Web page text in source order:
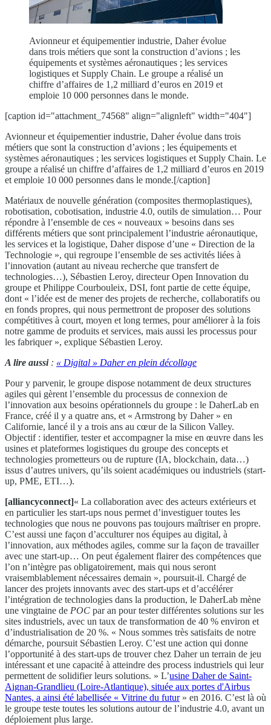
Avionneur et équipementier industrie, Daher évolue
dans trois métiers que sont la construction d’avions ; les
équipements et systèmes aéronautiques ; les services
logistiques et Supply Chain. Le groupe a réalisé un
chiffre d’affaires de 1,2 milliard d’euros en 2019 et
emploie 10 000 personnes dans le monde.
[caption id="attachment_74568" align="alignleft" width="404"]
Avionneur et équipementier industrie, Daher évolue dans trois
métiers que sont la construction d’avions ; les équipements et
systèmes aéronautiques ; les services logistiques et Supply Chain. Le
groupe a réalisé un chiffre d’affaires de 1,2 milliard d’euros en 2019
et emploie 10 000 personnes dans le monde.[/caption]
Matériaux de nouvelle génération (composites thermoplastiques),
robotisation, cobotisation, industrie 4.0, outils de simulation… Pour
répondre à l’ensemble de ces « nouveaux » besoins dans ses
différents métiers que sont principalement l’industrie aéronautique,
les services et la logistique, Daher dispose d’une « Direction de la
Technologie », qui regroupe l’ensemble de ses activités liées à
l’innovation (autant au niveau recherche que transfert de
technologies…), Sébastien Leroy, directeur Open Innovation du
groupe et Philippe Courbouleix, DSI, font partie de cette équipe,
dont « l’idée est de mener des projets de recherche, collaboratifs ou
en fonds propres, qui nous permettront de proposer des solutions
compétitives à court, moyen et long termes, pour améliorer à la fois
notre gamme de produits et services, mais aussi les processus pour
les fabriquer », explique Sébastien Leroy.
A lire aussi: « Digital » Daher en plein décollage
Pour y parvenir, le groupe dispose notamment de deux structures
agiles qui gèrent l’ensemble du processus de connexion de
l’innovation aux besoins opérationnels du groupe : le DaherLab en
France, créé il y a quatre ans, et « Armstrong by Daher » en
Californie, lancé il y a trois ans au cœur de la Silicon Valley.
Objectif : identifier, tester et accompagner la mise en œuvre dans les
usines et plateformes logistiques du groupe des concepts et
technologies prometteurs ou de rupture (IA, blockchain, data…)
issus d’autres univers, qu’ils soient académiques ou industriels (start-
up, PME, ETI…).
[alliancyconnect]« La collaboration avec des acteurs extérieurs et
en particulier les start-ups nous permet d’investiguer toutes les
technologies que nous ne pouvons pas toujours maîtriser en propre.
C’est aussi une façon d’acculturer nos équipes au digital, à
l’innovation, aux méthodes agiles, comme sur la façon de travailler
avec une start-up… On peut également flairer des compétences que
l’on n’intègre pas obligatoirement, mais qui nous seront
vraisemblablement nécessaires demain », poursuit-il. Chargé de
lancer des projets innovants avec des start-ups et d’accélérer
l’intégration de technologies dans la production, le DaherLab mène
une vingtaine de POC par an pour tester différentes solutions sur les
sites industriels, avec un taux de transformation de 40 % environ et
d’industrialisation de 20 %. « Nous sommes très satisfaits de notre
démarche, poursuit Sébastien Leroy. C’est une action qui donne
l’opportunité à des start-ups de trouver chez Daher un terrain de jeu
intéressant et une capacité à atteindre des process industriels qui leur
permettent de solidifier leurs solutions. » L’usine Daher de Saint-
Aignan-Grandlieu (Loire-Atlantique), située aux portes d'Airbus
Nantes, a ainsi été labellisée « Vitrine du futur» en 2016. C’est là où
le groupe teste toutes les solutions autour de l’industrie 4.0, avant un
déploiement plus large.